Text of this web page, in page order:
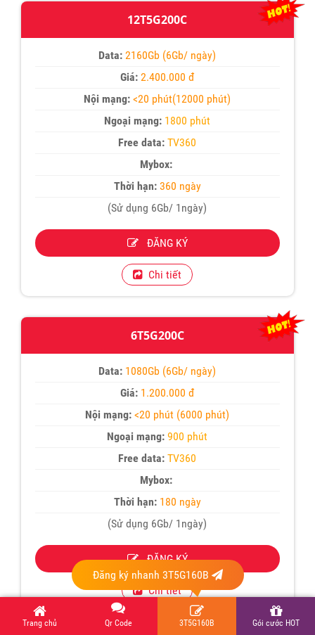
12T5G200C
Data: 2160Gb (6Gb/ ngày)
Giá:2.400.000 đ
Nội mạng: <20 phút(12000 phút)
Ngoại mạng: 1800 phút
Free data: TV360
Mybox:
Thời hạn:360 ngày
(Sử dụng 6Gb/ 1ngày)
ĐĂNG KÝ
Chi tiết
6T5G200C
Data: 1080Gb (6Gb/ ngày)
Giá: 1.200.000 đ
Nội mạng: <20 phút (6000 phút)
Ngoại mạng: 900 phút
Free data: TV360
Mybox:
Thời hạn:180 ngày
(Sử dụng 6Gb/ 1ngày)
ĐĂNG KÝ
Chi tiết
Trang chủ Qr Code
Đăng ký nhanh 3T5G160B
3T5G160B Gói cước HOT